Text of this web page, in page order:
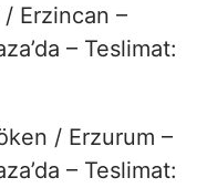
/ Erzincan –
– Teslimat:
/ Erzurum –
– Teslimat: